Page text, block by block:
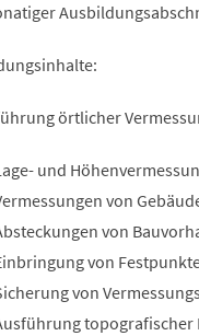
örtlicher
und
von
von
von
von
topografischer